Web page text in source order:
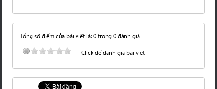
Tổng số điểm của bài viết là: 0 trong 0 đánh giá
Click để đánh giá bài viết